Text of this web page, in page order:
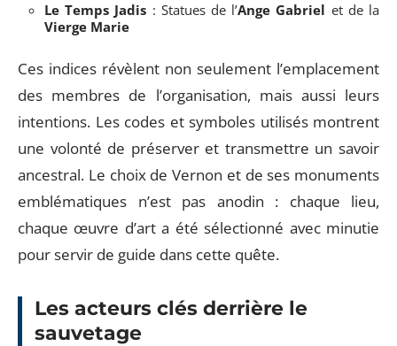
Le Temps Jadis : Statues de l’Ange Gabriel et de la
Vierge Marie
Ces indices révèlent non seulement l’emplacement
des membres de l’organisation, mais aussi leurs
intentions. Les codes et symboles utilisés montrent
une volonté de préserver et transmettre un savoir
ancestral. Le choix de Vernon et de ses monuments
emblématiques n’est pas anodin : chaque lieu,
chaque œuvre d’art a été sélectionné avec minutie
pour servir de guide dans cette quête.
Les acteurs clés derrière le
sauvetage